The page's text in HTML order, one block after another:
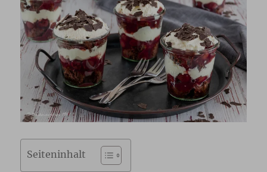
Seiteninhalt